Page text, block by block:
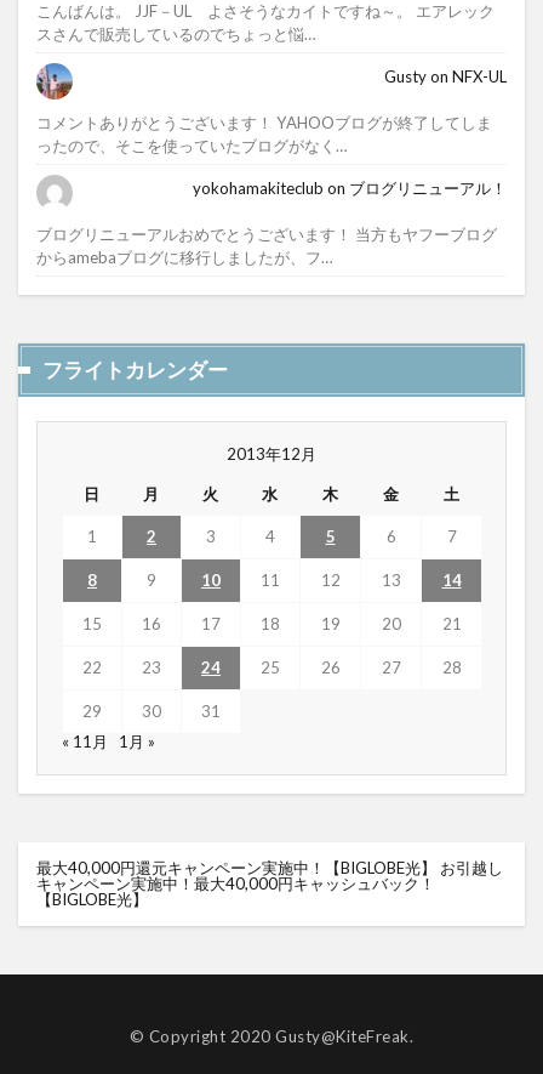
こんばんは。 JJF－UL よさそうなカイトですね～。 エアレック
スさんで販売しているのでちょっと悩…
Gustyon NFX-UL
コメントありがとうございます！ YAHOOブログが終了してしま
ったので、そこを使っていたブログがなく…
yokohamakiteclub on ブログリニューアル！
ブログリニューアルおめでとうございます！ 当方もヤフーブログ
からamebaブログに移行しましたが、フ…
フライトカレンダー
2013年12月
日 月 火 水 木 金 土
1 2 3 4 5 6 7
8 9 10 11 12 13 14
15 16 17 18 19 20 21
22 23 24 25 26 27 28
29 30
31
« 11月
1月 »
最大40,000円還元キャンペーン実施中！【BIGLOBE光】
お引越し
キャンペーン実施中！最大40,000円キャッシュバック！
【BIGLOBE光】
© Copyright 2020 Gusty@KiteFreak.